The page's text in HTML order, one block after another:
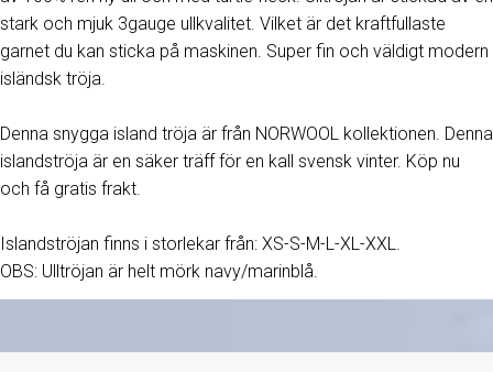
stark och mjuk 3gauge ullkvalitet. Vilket är det kraftfullaste
garnet du kan sticka på maskinen. Super fin och väldigt modern
isländsk tröja.
Denna snygga island tröja är från NORWOOL kollektionen. Denna
islandströja är en säker träff för en kall svensk vinter. Köp nu
och få gratis frakt.
Islandströjan finns i storlekar från: XS-S-M-L-XL-XXL.
OBS: Ulltröjan är helt mörk navy/marinblå.